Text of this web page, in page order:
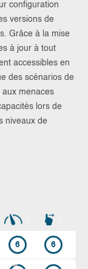
configuration
versions de
Grâce à la mise
à jour à tout
accessibles en
des scénarios de
menaces
lors de
niveaux de
6 6